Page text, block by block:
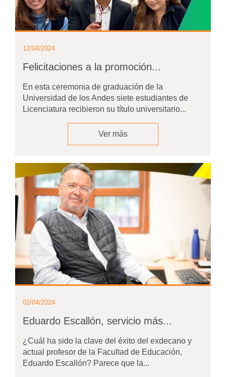
12/04/2024
Felicitaciones a la promoción...
En esta ceremonia de graduación de la
Universidad de los Andes siete estudiantes de
Licenciatura recibieron su título universitario...
Ver más
02/04/2024
Eduardo Escallón, servicio más...
¿Cuál ha sido la clave del éxito del exdecano y
actual profesor de la Facultad de Educación,
Eduardo Escallón? Parece que la...